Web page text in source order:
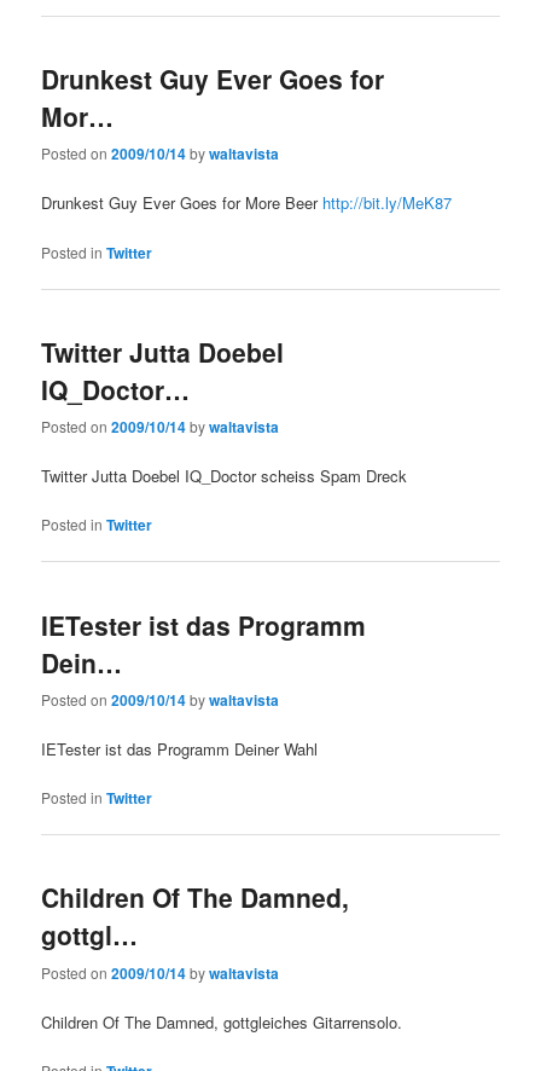
Drunkest Guy Ever Goes for
Mor…
Posted on2009/10/14bywaltavista
Drunkest Guy Ever Goes for More Beer http://bit.ly/MeK87
Posted in Twitter
Twitter Jutta Doebel
IQ_Doctor…
Posted on2009/10/14bywaltavista
Twitter Jutta Doebel IQ_Doctor scheiss Spam Dreck
Posted in Twitter
IETester ist das Programm
Dein…
Posted on2009/10/14bywaltavista
IETester ist das Programm Deiner Wahl
Posted in Twitter
Children Of The Damned,
gottgl…
Posted on2009/10/14bywaltavista
Children Of The Damned, gottgleiches Gitarrensolo.